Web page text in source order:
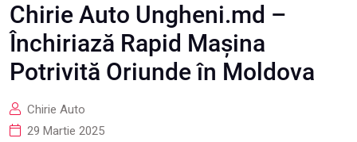
Chirie Auto Ungheni.md –
Închiriază Rapid Mașina
Potrivită Oriunde în Moldova
Chirie Auto
29 Martie 2025